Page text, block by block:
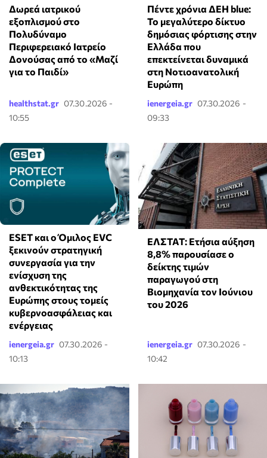
Δωρεά ιατρικού
εξοπλισμού στο
Πολυδύναμο
Περιφερειακό Ιατρείο
Δονούσας από το «Μαζί
για το Παιδί»
healthstat.gr 07.30.2026 -
10:55
Πέντε χρόνια ΔΕΗ blue:
Το μεγαλύτερο δίκτυο
δημόσιας φόρτισης στην
Ελλάδα που
επεκτείνεται δυναμικά
στη Νοτιοανατολική
Ευρώπη
ienergeia.gr 07.30.2026 -
09:33
ESET και ο Όμιλος EVC
ξεκινούν στρατηγική
συνεργασία για την
ενίσχυση της
ανθεκτικότητας της
Ευρώπης στους τομείς
κυβερνοασφάλειας και
ενέργειας
ienergeia.gr 07.30.2026 -
10:13
ΕΛΣΤΑΤ: Ετήσια αύξηση
8,8% παρουσίασε ο
δείκτης τιμών
παραγωγού στη
Βιομηχανία τον Ιούνιου
του 2026
ienergeia.gr 07.30.2026 -
10:42